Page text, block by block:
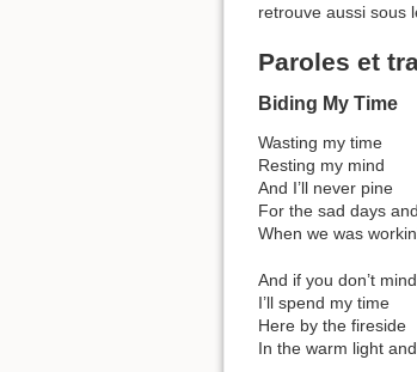
retrouve aussi sous
Paroles et
Biding My Time
Wasting my time
Resting my mind
And I’ll never pine
For the sad days
When we was
And if you don’t mind
I’ll spend my time
Here by the fireside
In the warm light